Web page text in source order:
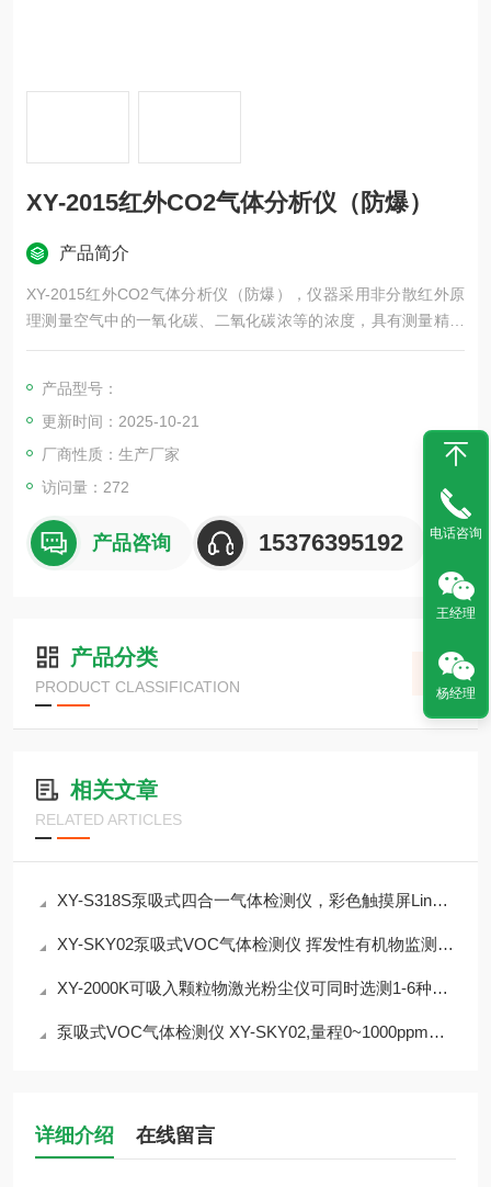
XY-2015红外CO2气体分析仪（防爆）
产品简介
XY-2015红外CO2气体分析仪（防爆），仪器采用非分散红外原
理测量空气中的一氧化碳、二氧化碳浓等的浓度，具有测量精度
高，使用寿命长，交叉干扰小等优点，是环境监测领域，职业卫
产品型号：
更新时间：2025-10-21
厂商性质：生产厂家
访问量：272
产品咨询 15376395192
产品分类
PRODUCT CLASSIFICATION
相关文章
RELATED ARTICLES
XY-S318S泵吸式四合一气体检测仪，彩色触摸屏Linux系统，支持北斗GPRS定位
XY-SKY02泵吸式VOC气体检测仪 挥发性有机物监测介绍
XY-2000K可吸入颗粒物激光粉尘仪可同时选测1-6种气体
泵吸式VOC气体检测仪 XY-SKY02,量程0~1000ppm可选
详细介绍 在线留言
电话咨询
王经理
杨经理